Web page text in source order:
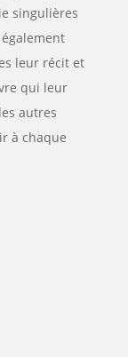
singulières
leur récit et
qui leur
autres
à chaque